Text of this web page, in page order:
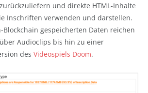
und direkte HTML-Inhalte
Inschriften verwenden und darstellen.
Blockchain gespeicherten Daten reichen
Audioclips bis hin zu einer
des Videospiels Doom.